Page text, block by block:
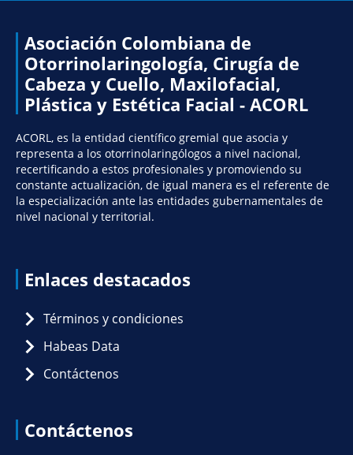
Asociación Colombiana de
Otorrinolaringología, Cirugía de
Cabeza y Cuello, Maxilofacial,
Plástica y Estética Facial - ACORL
ACORL, es la entidad científico gremial que asocia y
representa a los otorrinolaringólogos a nivel nacional,
recertificando a estos profesionales y promoviendo su
constante actualización, de igual manera es el referente de
la especialización ante las entidades gubernamentales de
nivel nacional y territorial.
Enlaces destacados
Términos y condiciones
Habeas Data
Contáctenos
Contáctenos